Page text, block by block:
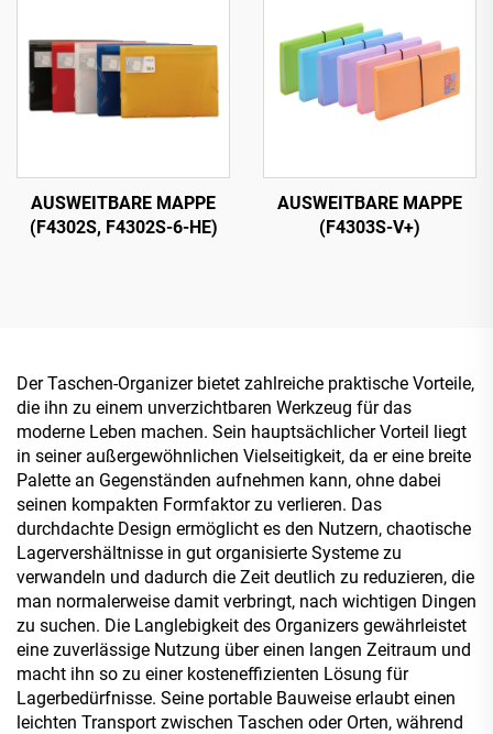
AUSWEITBARE MAPPE
(F4302S, F4302S-6-HE)
AUSWEITBARE MAPPE
(F4303S-V+)
Der Taschen-Organizer bietet zahlreiche praktische Vorteile,
die ihn zu einem unverzichtbaren Werkzeug für das
moderne Leben machen. Sein hauptsächlicher Vorteil liegt
in seiner außergewöhnlichen Vielseitigkeit, da er eine breite
Palette an Gegenständen aufnehmen kann, ohne dabei
seinen kompakten Formfaktor zu verlieren. Das
durchdachte Design ermöglicht es den Nutzern, chaotische
Lagervershältnisse in gut organisierte Systeme zu
verwandeln und dadurch die Zeit deutlich zu reduzieren, die
man normalerweise damit verbringt, nach wichtigen Dingen
zu suchen. Die Langlebigkeit des Organizers gewährleistet
eine zuverlässige Nutzung über einen langen Zeitraum und
macht ihn so zu einer kosteneffizienten Lösung für
Lagerbedürfnisse. Seine portable Bauweise erlaubt einen
leichten Transport zwischen Taschen oder Orten, während